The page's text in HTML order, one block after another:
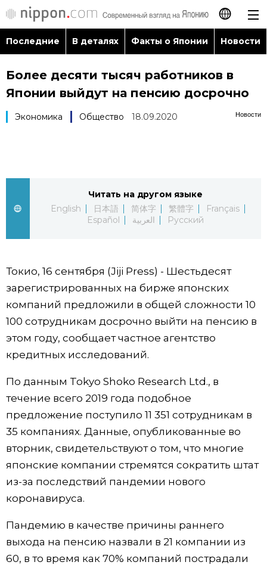
日本語
English
Español
العربية
Последние
Факты о Японии
Новости
Фото/Видео
Разделы
Люди
Блог
Политика
Экономика
Общество
Культура
Жизнь
Популярные статьи
Японский язык
Японский калейдоскоп
Семья
Еда и напитки
official SNS
Последние В деталях Факты о Японии Новости
Более десяти тысяч работников в
Японии выйдут на пенсию досрочно
Новости
Экономика Общество 18.09.2020
Читать на другом языке
English
日本語 简体字 繁體字
Français
Español
العربية Русский
Токио, 16 сентября (Jiji Press) - Шестьдесят
зарегистрированных на бирже японских
компаний предложили в общей сложности 10
100 сотрудникам досрочно выйти на пенсию в
этом году, сообщает частное агентство
кредитных исследований.
По данным Tokyo Shoko Research Ltd., в
течение всего 2019 года подобное
предложение поступило 11 351 сотрудникам в
35 компаниях. Данные, опубликованные во
вторник, свидетельствуют о том, что многие
японские компании стремятся сократить штат
из-за последствий пандемии нового
коронавируса.
Пандемию в качестве причины раннего
выхода на пенсию назвали в 21 компании из
60, в то время как 70% компаний пострадали